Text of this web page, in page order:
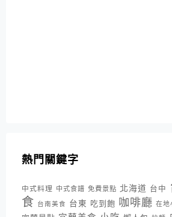
熱門關鍵字
中式料理 中式食譜 免費景點 北海道 台中
食 台南美食 台東 吃到飽 咖啡廳 在地